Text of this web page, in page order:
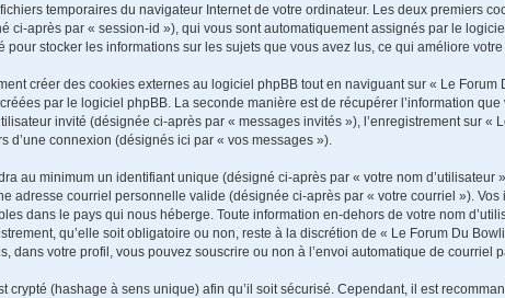
temporaires du navigateur Internet de votre ordinateur. Les deux premiers
ci-après par « session-id »), qui vous sont automatiquement assignés par le
pour stocker les informations sur les sujets que vous avez lus, ce qui améliore
créer des cookies externes au logiciel phpBB tout en naviguant sur « Le
par le logiciel phpBB. La seconde manière est de récupérer l’information
invité (désignée ci-après par « messages invités »), l’enregistrement sur
d’une connexion (désignés ici par « vos messages »).
au minimum un identifiant unique (désigné ci-après par « votre nom
adresse courriel personnelle valide (désignée ci-après par « votre courriel »).
dans le pays qui nous héberge. Toute information en-dehors de votre nom
qu’elle soit obligatoire ou non, reste à la discrétion de « Le Forum Du
dans votre profil, vous pouvez souscrire ou non à l’envoi automatique de courriel
crypté (hashage à sens unique) afin qu’il soit sécurisé. Cependant, il est